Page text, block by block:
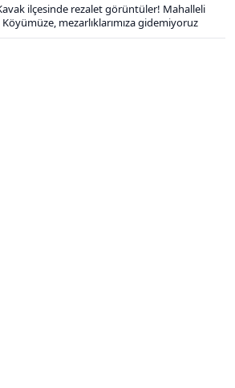
ilçesinde rezalet görüntüler! Mahalleli
mezarlıklarımıza gidemiyoruz